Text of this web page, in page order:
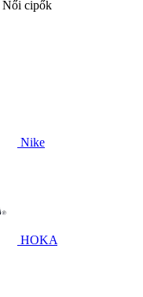
Női cipők
Nike
HOKA